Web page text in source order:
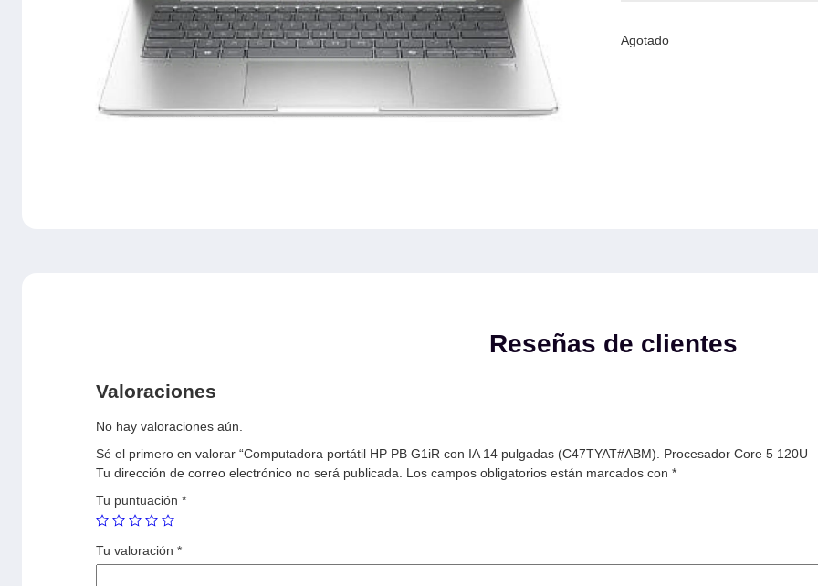
Agotado
Reseñas de clientes
Valoraciones
No hay valoraciones aún.
Sé el primero en valorar “Computadora portátil HP PB G1iR con IA 14 pulgadas (C47TYAT#ABM). Procesador Core 5 120U
Tu dirección de correo electrónico no será publicada.
Los campos obligatorios están marcados con *
Tu puntuación *
Tu valoración *